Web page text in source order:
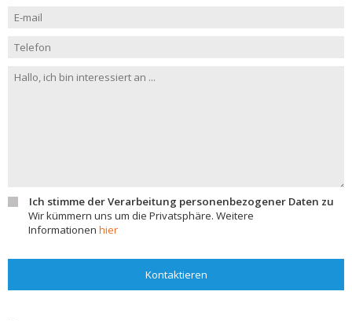
Ich stimme der Verarbeitung personenbezogener Daten zu
Wir kümmern uns um die Privatsphäre. Weitere
Informationen hier
Kontaktieren